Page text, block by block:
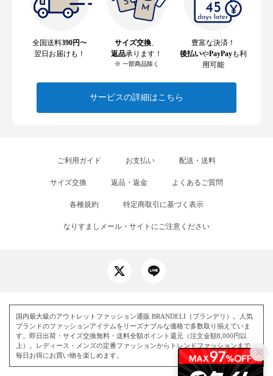
全国送料390円〜
翌日お届けも！
サイズ交換、
返品承ります！
※ 一部商品除く
豊富な決済！
後払いやPayPayも利
用可能
サービスの詳細はこちら
ご利用ガイド お支払い 配送・送料
サイズ交換 返品・返金 よくあるご質問
各種規約 特定商取引に基づく表示
なりすましメール・サイトにご注意ください
国内最大級のアウトレットファッション通販 BRANDELI（ブランデリ）。人気
ブランドのファッションアイテムをリーズナブルな価格で多数取り揃えていま
す。即日出荷・サイズ交換無料・送料全額ポイント還元（注文金額8,000円以
上）。レディース・メンズの定番ファッションからトレンドファッションまで、
毎日お得にお買い物を楽しめます。